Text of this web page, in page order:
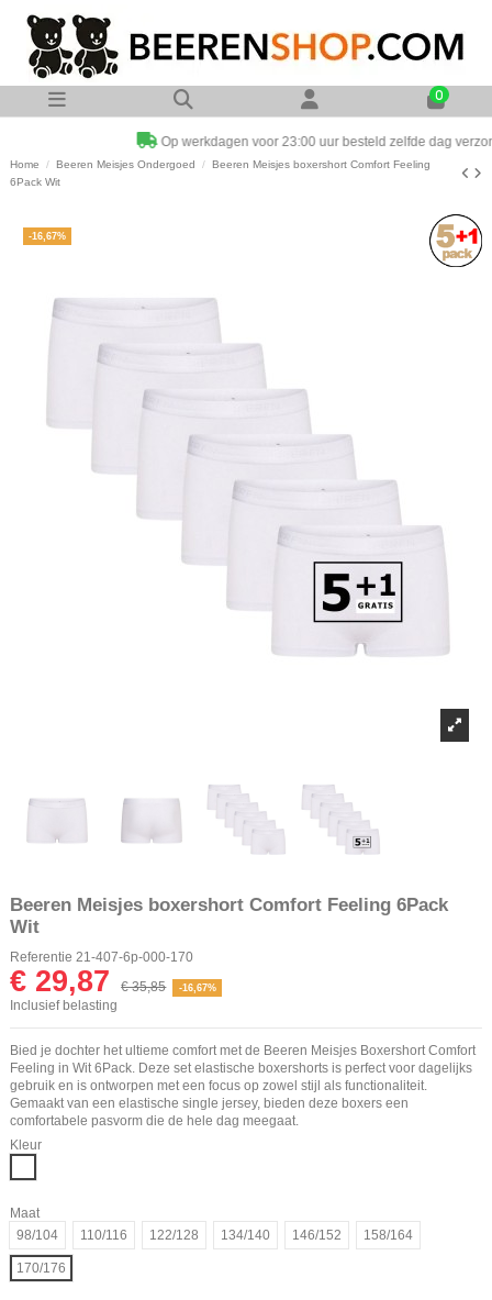
0
Op werkdagen voor 23:00 uur besteld zelfde dag verzonden
Home Beeren Meisjes Ondergoed
Beeren Meisjes boxershort Comfort Feeling
6Pack Wit
-16,67%
Beeren Meisjes boxershort Comfort Feeling 6Pack
Wit
Referentie 21-407-6p-000-170
€ 29,87 € 35,85 -16,67%
Inclusief belasting
Bied je dochter het ultieme comfort met de Beeren Meisjes Boxershort Comfort
Feeling in Wit 6Pack. Deze set elastische boxershorts is perfect voor dagelijks
gebruik en is ontworpen met een focus op zowel stijl als functionaliteit.
Gemaakt van een elastische single jersey, bieden deze boxers een
comfortabele pasvorm die de hele dag meegaat.
Kleur
Maat
98/104
110/116 122/128 134/140 146/152 158/164
170/176